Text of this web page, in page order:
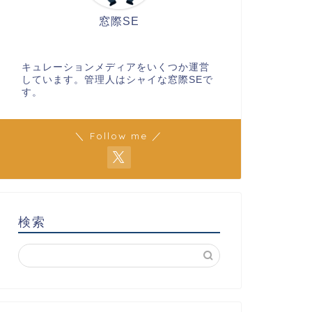
窓際SE
キュレーションメディアをいくつか運営
しています。管理人はシャイな窓際SEで
す。
＼ Follow me ／
検索